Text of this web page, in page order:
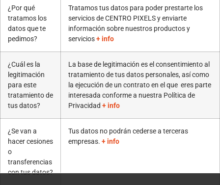
¿Por qué
tratamos los
datos que te
pedimos?
Tratamos tus datos para poder prestarte los
servicios de CENTRO PIXELS y enviarte
información sobre nuestros productos y
servicios+ info
¿Cuál es la
legitimación
para este
tratamiento de
tus datos?
La base de legitimación es el consentimiento al
tratamiento de tus datos personales, así como
la ejecución de un contrato en el que eres parte
interesada conforme a nuestra Política de
Privacidad + info
¿Se van a
hacer cesiones
o
transferencias
con tus datos?
Tus datos no podrán cederse a terceras
empresas. + info